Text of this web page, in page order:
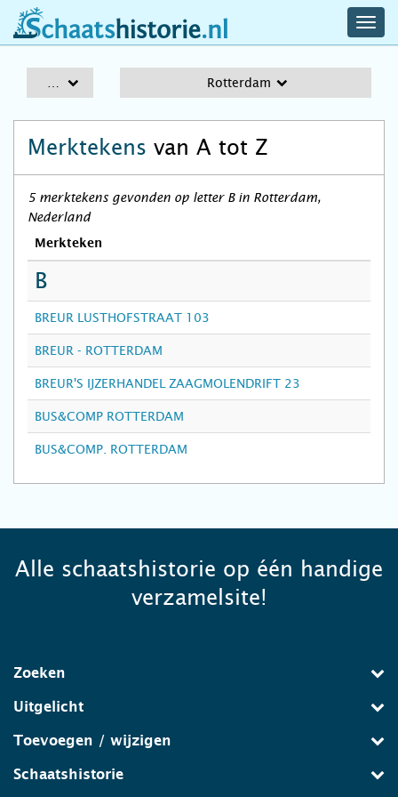
schaatshistorie.nl
Rotterdam
Merktekens van A tot Z
5 merktekens gevonden op letter B in Rotterdam,
Nederland
Merkteken
B
BREUR LUSTHOFSTRAAT 103
BREUR - ROTTERDAM
BREUR'S IJZERHANDEL ZAAGMOLENDRIFT 23
BUS&COMP ROTTERDAM
BUS&COMP. ROTTERDAM
Alle schaatshistorie op één handige
verzamelsite!
Zoeken
Uitgelicht
Toevoegen / wijzigen
Schaatshistorie